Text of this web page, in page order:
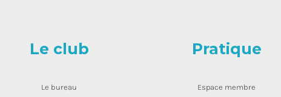
Le club
Le bureau
Pratique
Espace membre